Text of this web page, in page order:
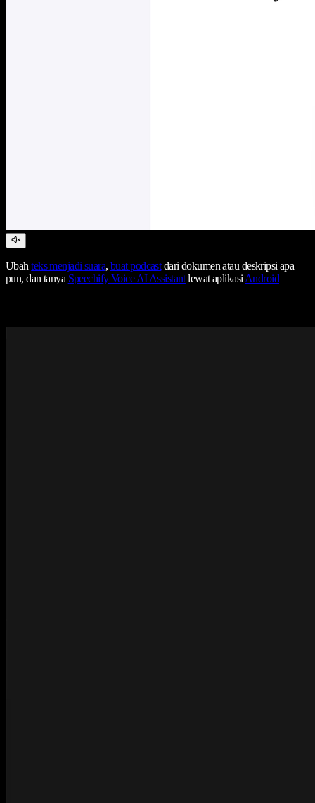
Ubahteks menjadi suara,buat podcastdari dokumen atau deskripsi apa
pun, dan tanya Speechify Voice AI Assistantlewat aplikasiAndroid